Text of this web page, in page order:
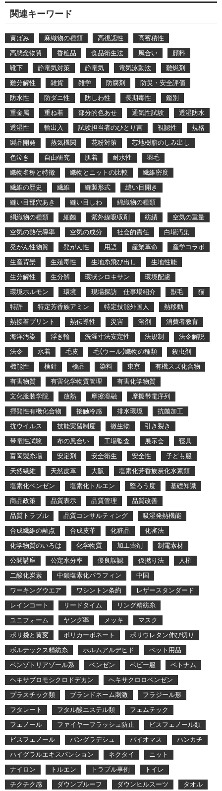
関連キーワード
黄ばみ 麻織物の種類 高視認性
高蓄積性
高懸念物質
香粧品 食品衛生法 風合い
顔料
靴下
静電気対策 静電気 電気泳動法
難燃剤
難分解性
雑貨 雑学 防腐剤
防災・安全評価
防水性
防ダニ性 防しわ性 長期毒性
鑑別
重金属
重ね着 部分的色あせ 通気性試験
透湿防水
透湿性
輸出入 試験担当者のひとり言 視認性
規格
製品開発
蒸気機関 花粉対策
芯地樹脂のしみ出し
色泣き
自由研究 肌着 耐水性
羽毛
織物名称と特徴
織物とニットの比較
繊維密度
繊維の歴史
繊維 縫製形式
縫い目開き
縫い目部穴あき
縫い目しわ
綿織物の種類
絹織物の種類
細菌 紫外線吸収剤 紡績
空気の重量
空気の熱伝導率
空気の成分 社会的責任
白場汚染
発がん性物質
発がん性 用語 産業革命
産学コラボ
生産背景
生殖毒性 生地糸飛び出し
生地性能
生分解性
生分解 環状シロキサン
環境配慮
環境ホルモン
環境 現場探訪 仕事場紹介 獣毛
猫
特許
特定芳香族アミン 特定技能外国人
熱移動
熱接着プリント
熱伝導性 災害 溶剤
消費者教育
海洋汚染
浮き輪 洗濯寸法安定性 法規制
法令解説
法令
水着 毛皮 毛(ウール)織物の種類
殺虫剤
機能性
検針 検品 染料 東京
有機スズ化合物
有害物質
有害化学物質管理
有害化学物質
文化服装学院
放熱 摩擦溶融
摩擦帯電序列
揮発性有機化合物
接触冷感 排水環境
抗菌加工
抗ウイルス
技能実習制度 微生物
引き裂き
帯電性試験
布の風合い 工場監査 展示会
寝具
富岡製糸場
安定剤 安全衛生 安全性
子ども服
天然繊維
天然皮革 大阪
塩素化芳香族炭化水素類
塩素化ベンゼン
塩素化トルエン 堅ろう度
基礎知識
商品政策
品質表示 品質管理
品質改善
品質トラブル
品質コンサルティング
吸湿発熱機能
合成繊維の融点
合成皮革 化粧品
化審法
化学物質のいろは
化学物質 加工薬剤
制電素材
公開講座
公定水分率 優良誤認 仮撚り法
人権
二酸化炭素
中鎖塩素化パラフィン
中国
ワーキングウエア
ワシントン条約
レザースタンダード
レインコート
リードタイム
リング精紡糸
ユニフォーム
ヤング率 メッキ
マスク
ポリ袋と黄変
ポリカーボネート
ポリウレタン伸び切り
ボルテックス精紡糸
ホルムアルデヒド
ペット用品
ベンゾトリアゾール系
ベンゼン ベビー服
ベトナム
ヘキサブロモシクロドデカン
ヘキサクロロベンゼン
プラスチック類
ブランドネーム刺激
フラジール形
フタレート
フタル酸エステル類
フェムテック
フェノール
ファイヤーフラッシュ防止
ビスフェノール類
ビスフェノール
バングラデシュ バイオマス
ハンカチ
ハイグラルエキスパンション
ネクタイ
ニット
ナイロン
トルエン トラブル事例
トイレ
チクチク感
ダウンプルーフ ダウンヒルスーツ タオル